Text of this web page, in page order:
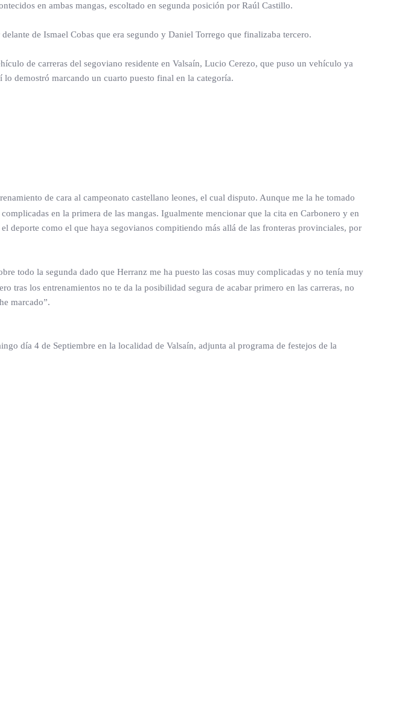
en ambas mangas, escoltado en segunda posición por Raúl Castillo.
de Ismael Cobas que era segundo y Daniel Torrego que finalizaba tercero.
de carreras del segoviano residente en Valsaín, Lucio Cerezo, que puso un vehículo ya
demostró marcando un cuarto puesto final en la categoría.
de cara al campeonato castellano leones, el cual disputo. Aunque me la he tomado
en la primera de las mangas. Igualmente mencionar que la cita en Carbonero y en
deporte como el que haya segovianos compitiendo más allá de las fronteras provinciales, por
todo la segunda dado que Herranz me ha puesto las cosas muy complicadas y no tenía muy
tras los entrenamientos no te da la posibilidad segura de acabar primero en las carreras, no
marcado”.
día 4 de Septiembre en la localidad de Valsaín, adjunta al programa de festejos de la